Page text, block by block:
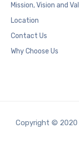
Mission, Vision and
Location
Contact Us
Why Choose Us
Copyright © 2020